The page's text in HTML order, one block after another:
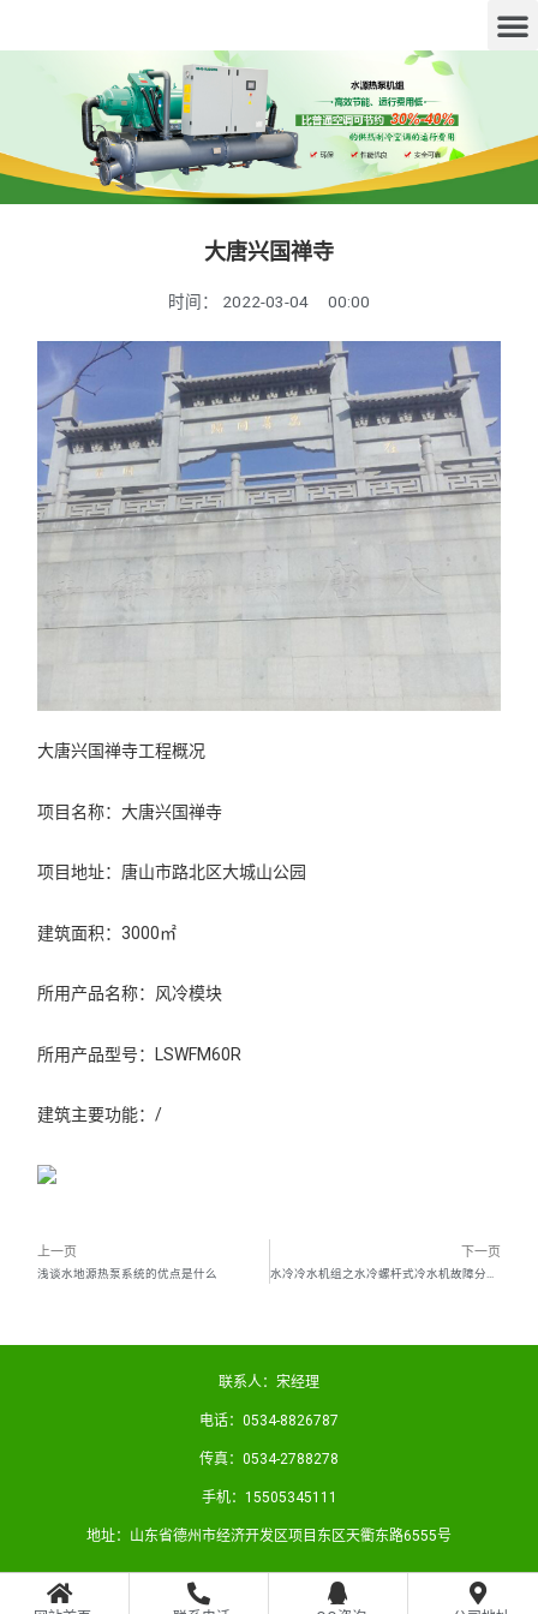
大唐兴国禅寺
时间： 2022-03-04 00:00
大唐兴国禅寺工程概况
项目名称：大唐兴国禅寺
项目地址：唐山市路北区大城山公园
建筑面积：3000㎡
所用产品名称：风冷模块
所用产品型号：LSWFM60R
建筑主要功能：/
上一页
浅谈水地源热泵系统的优点是什么
下一页
水冷冷水机组之水冷螺杆式冷水机故障分析与排除（一）
联系人：宋经理
电话：0534-8826787
传真：0534-2788278
手机：15505345111
地址：山东省德州市经济开发区项目东区天衢东路6555号